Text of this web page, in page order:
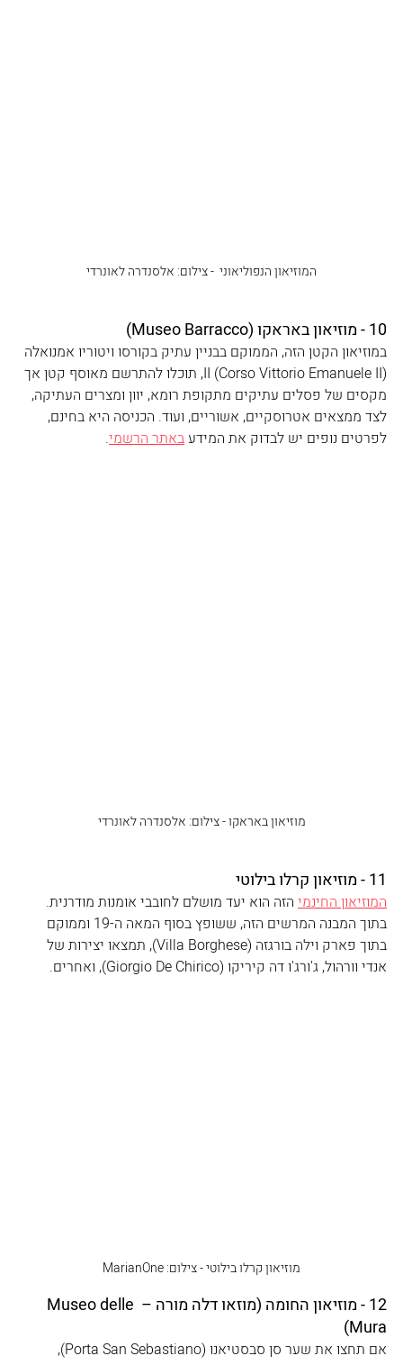
המוזיאון הנפוליאוני ‏ - צילום: אלסנדרה לאונרדי
10 - מוזיאון באראקו (Museo Barracco)
במוזיאון הקטן הזה, הממוקם בבניין עתיק בקורסו ויטוריו אמנואלה
II (Corso Vittorio Emanuele II), תוכלו להתרשם מאוסף קטן אך
מקסים של פסלים עתיקים מתקופת רומא, יוון ומצרים העתיקה,
לצד ממצאים אטרוסקיים, אשוריים, ועוד. הכניסה היא בחינם,
לפרטים נופים יש לבדוק את המידע באתר הרשמי.
מוזיאון באראקו‎ ‎- צילום: אלסנדרה לאונרדי
11 - מוזיאון קרלו בילוטי
המוזיאון החינמי הזה הוא יעד מושלם לחובבי אומנות מודרנית.
בתוך המבנה המרשים הזה, ששופץ בסוף המאה ה-19 וממוקם
בתוך פארק וילה בורגזה (Villa Borghese), תמצאו יצירות של
אנדי וורהול, ג'ורג'ו דה קיריקו (Giorgio De Chirico), ואחרים.
מוזיאון קרלו בילוטי - צילום: MarianOne
12 - מוזיאון החומה (מוזאו דלה מורה – Museo delle
Mura)
אם תחצו את שער סן סבסטיאנו (Porta San Sebastiano),